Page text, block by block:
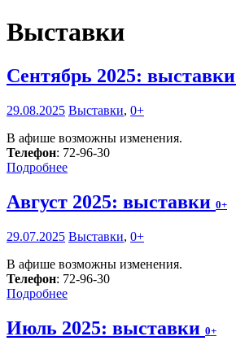
Выставки
Сентябрь 2025: выставки
29.08.2025 Выставки, 0+
В афише возможны изменения.
Телефон: 72-96-30
Подробнее
Август 2025: выставки 0+
29.07.2025 Выставки, 0+
В афише возможны изменения.
Телефон: 72-96-30
Подробнее
Июль 2025: выставки 0+